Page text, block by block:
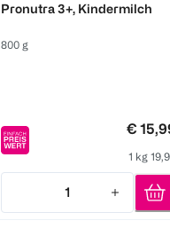
Pronutra 3+, Kindermilch
800 g
€
1 kg
1
Quantity: 1